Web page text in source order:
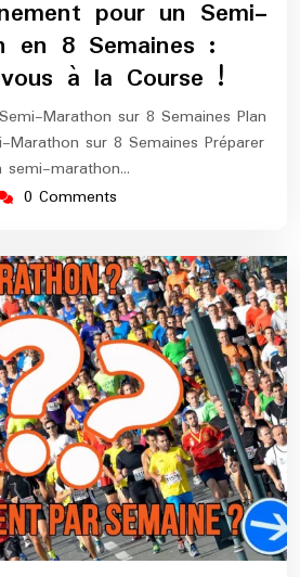
2026
marathon
pour un Semi-
en 8 Semaines :
à la Course !
Marathon sur 8 Semaines Plan
Marathon sur 8 Semaines Préparer
semi-marathon…
0 Comments